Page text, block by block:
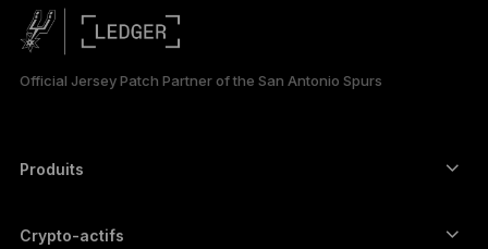
日本語
Official Jersey Patch Partner of the San Antonio Spurs
Produits
Hardware Wallet
Crypto-actifs